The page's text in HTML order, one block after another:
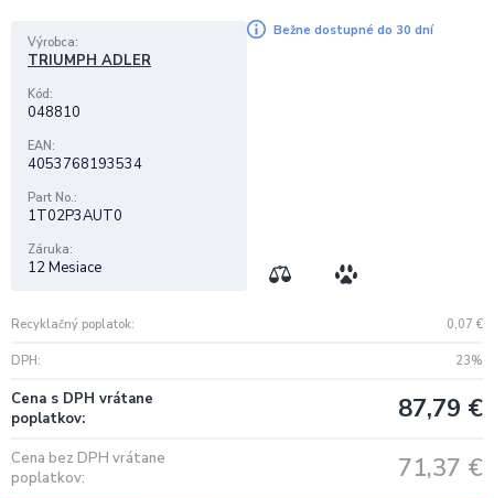
Recyklačný poplatok 0,07 €
DPH 23%
Cena s DPH vrátane
poplatkov
87,79 €
Cena bez DPH vrátane
poplatkov
71,37 €
Výrobca
TRIUMPH ADLER
Kód
048810
EAN
4053768193534
Part No.
1T02P3AUT0
Záruka
12 Mesiace
Bežne dostupné do 30 dní